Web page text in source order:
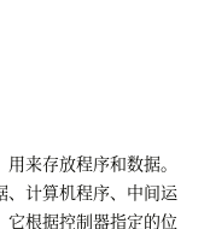
来存放程序和数据。
、计算机程序、中间运
根据控制器指定的位